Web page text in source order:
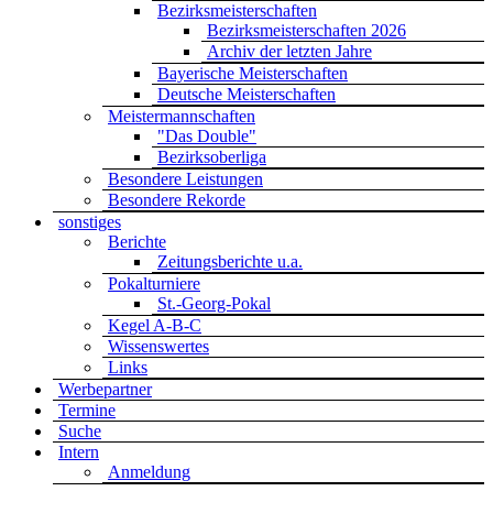
Bezirksmeisterschaften
Bezirksmeisterschaften 2026
Archiv der letzten Jahre
Bayerische Meisterschaften
Deutsche Meisterschaften
Meistermannschaften
"Das Double"
Bezirksoberliga
Besondere Leistungen
Besondere Rekorde
sonstiges
Berichte
Zeitungsberichte u.a.
Pokalturniere
St.-Georg-Pokal
Kegel A-B-C
Wissenswertes
Links
Werbepartner
Termine
Suche
Intern
Anmeldung